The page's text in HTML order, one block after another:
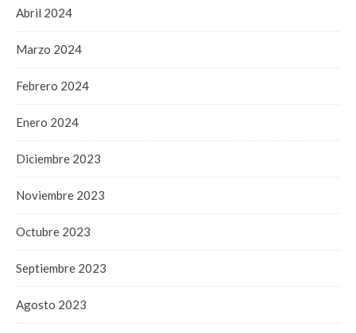
Abril 2024
Marzo 2024
Febrero 2024
Enero 2024
Diciembre 2023
Noviembre 2023
Octubre 2023
Septiembre 2023
Agosto 2023